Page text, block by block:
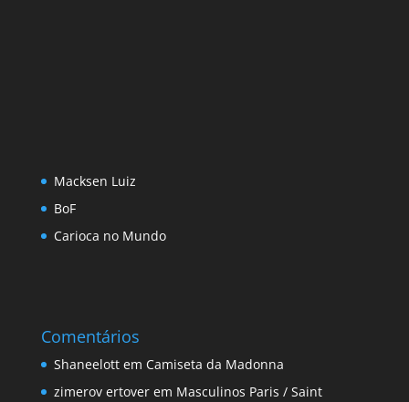
Macksen Luiz
BoF
Carioca no Mundo
Comentários
Shaneelottem Camiseta da Madonna
zimerov ertoverem Masculinos Paris / Saint